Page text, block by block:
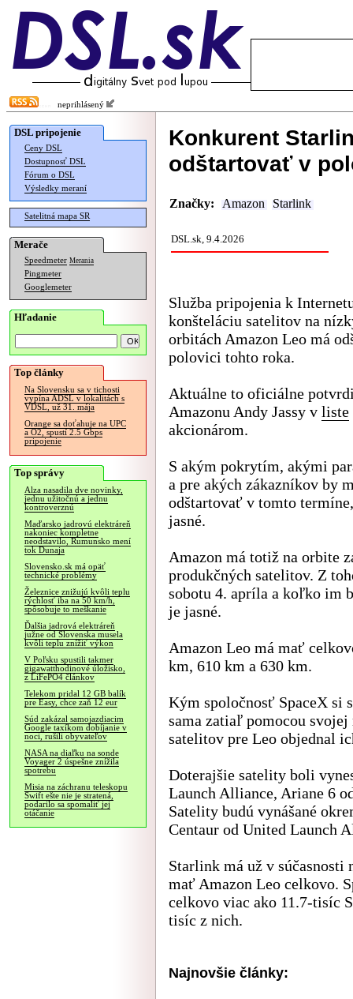
neprihlásený
DSL pripojenie
Ceny DSL
Dostupnosť DSL
Fórum o DSL
Výsledky meraní
Satelitná mapa SR
Merače
Speedmeter Merania
Pingmeter
Googlemeter
Hľadanie
Top články
Na Slovensku sa v tichosti
vypína ADSL v lokalitách s
VDSL, už 31. mája
Orange sa doťahuje na UPC
a O2, spustí 2.5 Gbps
pripojenie
Top správy
Alza nasadila dve novinky,
jednu užitočnú a jednu
kontroverznú
Maďarsko jadrovú elektráreň
nakoniec kompletne
neodstavilo, Rumunsko mení
tok Dunaja
Slovensko.sk má opäť
technické problémy
Železnice znižujú kvôli teplu
rýchlosť iba na 50 km/h,
spôsobuje to meškanie
Ďalšia jadrová elektráreň
južne od Slovenska musela
kvôli teplu znížiť výkon
V Poľsku spustili takmer
gigawatthodinové úložisko,
z LiFePO4 článkov
Telekom pridal 12 GB balík
pre Easy, chce zaň 12 eur
Súd zakázal samojazdiacim
Google taxíkom dobíjanie v
noci, rušili obyvateľov
NASA na diaľku na sonde
Voyager 2 úspešne znížila
spotrebu
Misia na záchranu teleskopu
Swift ešte nie je stratená,
podarilo sa spomaliť jej
otáčanie
Konkurent
odštartovať v
Značky: Amazon Starlink
DSL.sk, 9.4.2026
Služba pripojenia k
konšteláciu satelitov na
orbitách Amazon Leo má
polovici tohto roka.
Aktuálne to oficiálne
Amazonu Andy Jassy v liste
akcionárom.
S akým pokrytím, akými
a pre akých zákazníkov by
odštartovať v tomto
jasné.
Amazon má totiž na orbite
produkčných satelitov. Z
sobotu 4. apríla a koľko im
je jasné.
Amazon Leo má mať
km, 610 km a 630 km.
Kým spoločnosť SpaceX si
sama zatiaľ pomocou
satelitov pre Leo objednal
Doterajšie satelity boli
Launch Alliance, Ariane 6
Satelity budú vynášané
Centaur od United Launch
Starlink má už v súčasnosti
mať Amazon Leo celkovo.
celkovo viac ako 11.7-tisíc
tisíc z nich.
Najnovšie články: